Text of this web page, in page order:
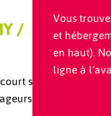
Vous
et
en haut).
ligne à
/
séjour, comme
de passage